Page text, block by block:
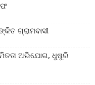
ଗ୍ରାମବାସୀ
ଅଭିଯୋଗ, ଧୁଷୁରି